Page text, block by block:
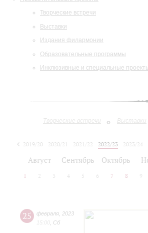
Творческие встречи
Выставки
Издания филармонии
Образовательные программы
Инклюзивные и специальные
Творческие встречи Выставки
2019/20 2020/21 2021/22 2022/23
2023/24
Август Сентябрь Октябрь
1 2 3 4 5 6 7 8 9
25 февраля 2023
15:00 Сб